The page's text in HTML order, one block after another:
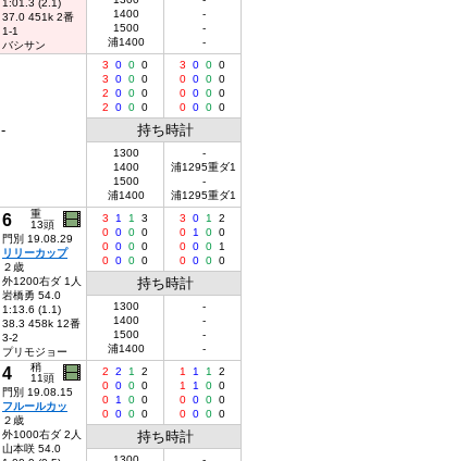
37.0 451k 2番
1-1
バシサン
1400
1500
浦1400
-
-
-
-
3 0 0 0
3
0 0 0
2
0 0 0
2
0 0 0
3 0 0 0
0 0 0 0
0 0 0 0
0 0 0 0
持ち時計
1300
1400
1500
浦1400
-
浦1295重ダ1
-
浦1295重ダ1
6
重
13頭
門別 19.08.29
リリーカップ
２歳
外1200右ダ 1人
岩橋勇 54.0
1:13.6 (1.1)
38.3 458k 12番
3-2
プリモジョー
3 1 1
3
0 0 0 0
0 0 0 0
0 0 0 0
3 0 1
2
0
1 0 0
0 0 0
1
0 0 0 0
持ち時計
1300
1400
1500
浦1400
-
-
-
-
4
稍
11頭
門別 19.08.15
フルールカッ
２歳
外1000右ダ 2人
山本咲 54.0
2 2 1
2
0 0 0 0
0
1 0 0
0 0 0 0
1 1 1
2
1
1 0 0
0 0 0 0
0 0 0 0
持ち時計